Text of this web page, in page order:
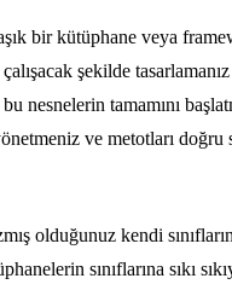
bir kütüphane veya
şekilde
nesnelerin tamamını
ve metotları doğru
olduğunuz kendi
sınıflarına sıkı